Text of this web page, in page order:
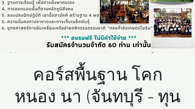
คอร์สพื้นฐาน โคก
หนอง นา (จันทบุรี - ทุน